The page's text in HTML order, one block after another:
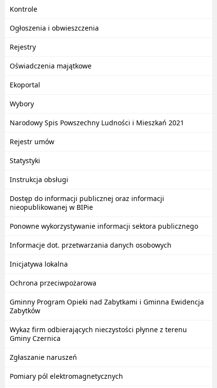
Kontrole
Ogłoszenia i obwieszczenia
Rejestry
Oświadczenia majątkowe
Ekoportal
Wybory
Narodowy Spis Powszechny Ludności i Mieszkań 2021
Rejestr umów
Statystyki
Instrukcja obsługi
Dostęp do informacji publicznej oraz informacji
nieopublikowanej w BIPie
Ponowne wykorzystywanie informacji sektora publicznego
Informacje dot. przetwarzania danych osobowych
Inicjatywa lokalna
Ochrona przeciwpożarowa
Gminny Program Opieki nad Zabytkami i Gminna Ewidencja
Zabytków
Wykaz firm odbierających nieczystości płynne z terenu
Gminy Czernica
Zgłaszanie naruszeń
Pomiary pól elektromagnetycznych